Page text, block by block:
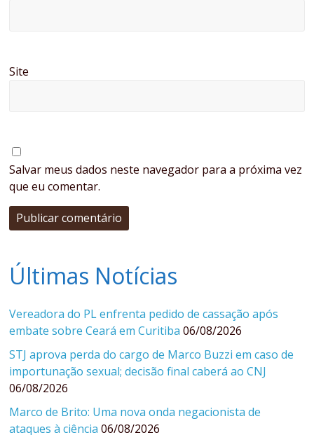
Site
Salvar meus dados neste navegador para a próxima vez
que eu comentar.
Últimas Notícias
Vereadora do PL enfrenta pedido de cassação após
embate sobre Ceará em Curitiba 06/08/2026
STJ aprova perda do cargo de Marco Buzzi em caso de
importunação sexual; decisão final caberá ao CNJ
06/08/2026
Marco de Brito: Uma nova onda negacionista de
ataques à ciência 06/08/2026